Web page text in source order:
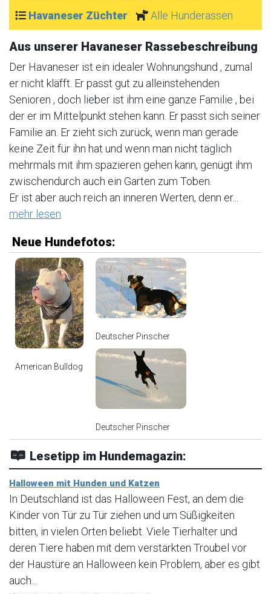
Havaneser Züchter
Alle Hunderassen
Aus unserer Havaneser Rassebeschreibung
Der Havaneser ist ein idealer Wohnungshund , zumal
er nicht kläfft. Er passt gut zu alleinstehenden
Senioren , doch lieber ist ihm eine ganze Familie , bei
der er im Mittelpunkt stehen kann. Er passt sich seiner
Familie an. Er zieht sich zurück, wenn man gerade
keine Zeit für ihn hat und wenn man nicht täglich
mehrmals mit ihm spazieren gehen kann, genügt ihm
zwischendurch auch ein Garten zum Toben.
Er ist aber auch reich an inneren Werten, denn er...
mehr lesen
Neue Hundefotos:
American Bulldog
Deutscher Pinscher
Deutscher Pinscher
Lesetipp im Hundemagazin:
Halloween mit Hunden und Katzen
In Deutschland ist das Halloween Fest, an dem die
Kinder von Tür zu Tür ziehen und um Süßigkeiten
bitten, in vielen Orten beliebt. Viele Tierhalter und
deren Tiere haben mit dem verstärkten Troubel vor
der Haustüre an Halloween kein Problem, aber es gibt
auch...